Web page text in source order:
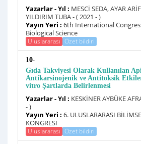
Yazarlar - Yıl : MESCİ SEDA, AYAR
YILDIRIM TUBA - ( 2021 - )
Yayın Yeri : 6th International
Biological Science
Uluslararası Özet bildiri
10-
Gıda Takviyesi Olarak Kullanılan
Antikarsinojenik ve Antitoksik
vitro Şartlarda Belirlenmesi
Yazarlar - Yıl : KESKİNER AYBÜKE
- )
Yayın Yeri : 6. ULUSLARARASI
KONGRESİ
Uluslararası Özet bildiri